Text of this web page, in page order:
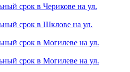
срок в Черикове на ул.
срок в Шклове на ул.
срок в Могилеве на ул.
срок в Могилеве на ул.